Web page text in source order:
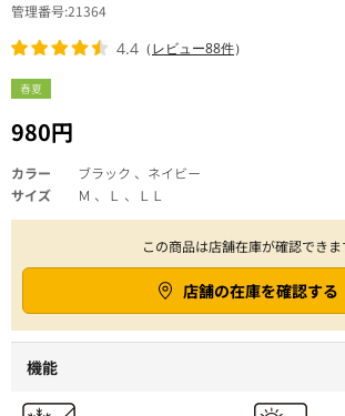
春夏
980円
管理番号21364
4.4 （レビュー88件）
カラー
ブラック 、ネイビー
サイズ
Ｍ 、Ｌ 、ＬＬ
この商品は店舗在庫が確認できま
店舗の在庫を確認する
機能